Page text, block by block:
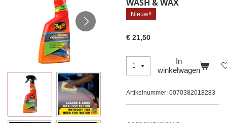
WASH & WAX
Nieuw!!
€ 21,50
In
winkelwagen
Artikelnummer: 0070382018283